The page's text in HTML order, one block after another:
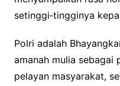
setinggi‑tingginya
Polri adalah
amanah mulia sebagai
pelayan masyarakat,